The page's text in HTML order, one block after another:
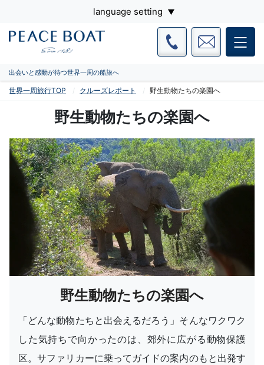
language setting
出会いと感動が待つ世界一周の船旅へ
世界一周旅行TOP クルーズレポート 野生動物たちの楽園へ
野生動物たちの楽園へ
野生動物たちの楽園へ
「どんな動物たちと出会えるだろう」そんなワクワク
した気持ちで向かったのは、郊外に広がる動物保護
区。サファリカーに乗ってガイドの案内のもと出発す